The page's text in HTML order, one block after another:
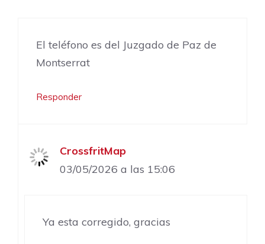
El teléfono es del Juzgado de Paz de
Montserrat
Responder
CrossfritMap
03/05/2026 a las 15:06
Ya esta corregido, gracias